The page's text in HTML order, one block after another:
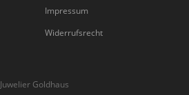
Impressum
Widerrufsrecht
Juwelier Goldhaus